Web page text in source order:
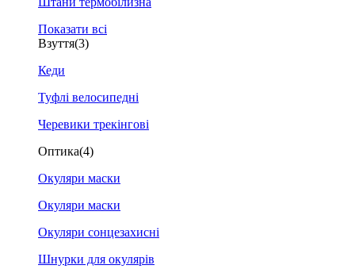
Показати всі
Взуття(3)
Кеди
Туфлі велосипедні
Черевики трекінгові
Оптика(4)
Окуляри маски
Окуляри маски
Окуляри сонцезахисні
Шнурки для окулярів